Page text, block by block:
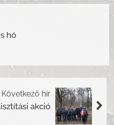
hó
Következő hír
akció